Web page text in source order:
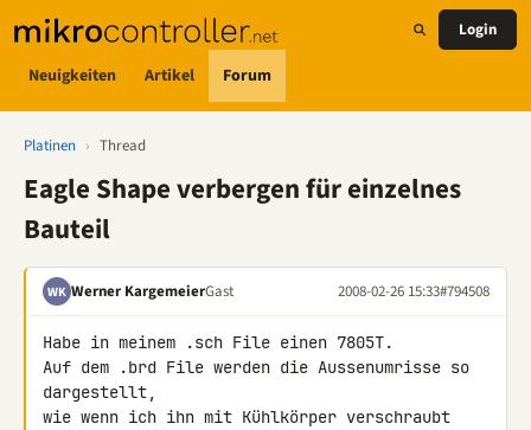
Neuigkeiten Artikel Forum
Login
Platinen › Thread
Eagle Shape verbergen für einzelnes
Bauteil
WK Werner KargemeierGast 2008-02-26 15:33#794508
Habe in meinem .sch File einen 7805T.
Auf dem .brd File werden die Aussenumrisse so
dargestellt,
wie wenn ich ihn mit Kühlkörper verschraubt